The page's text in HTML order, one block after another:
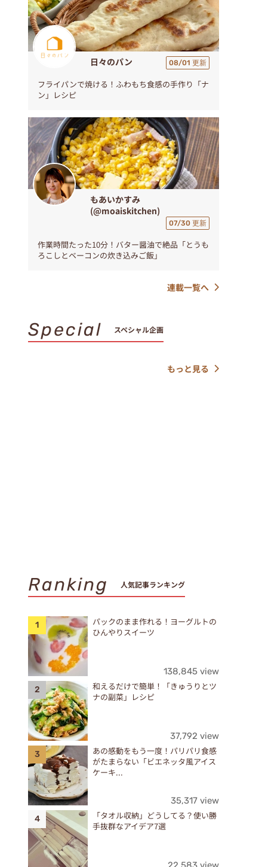
日々のパン 08/01 更新
フライパンで焼ける！ふわもち食感の手作り「ナ
ン」レシピ
もあいかすみ
(@moaiskitchen)
07/30 更新
作業時間たった10分！バター醤油で絶品「とうも
ろこしとベーコンの炊き込みご飯」
連載一覧へ
Special スペシャル企画
もっと見る
Ranking 人気記事ランキング
パックのまま作れる！ヨーグルトの
ひんやりスイーツ
138,845 view
和えるだけで簡単！「きゅうりとツ
ナの副菜」レシピ
37,792 view
あの感動をもう一度！パリパリ食感
がたまらない「ビエネッタ風アイス
ケーキ...
35,317 view
「タオル収納」どうしてる？使い勝
手抜群なアイデア7選